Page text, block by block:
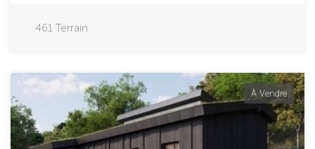
461 Terrain
À Vendre